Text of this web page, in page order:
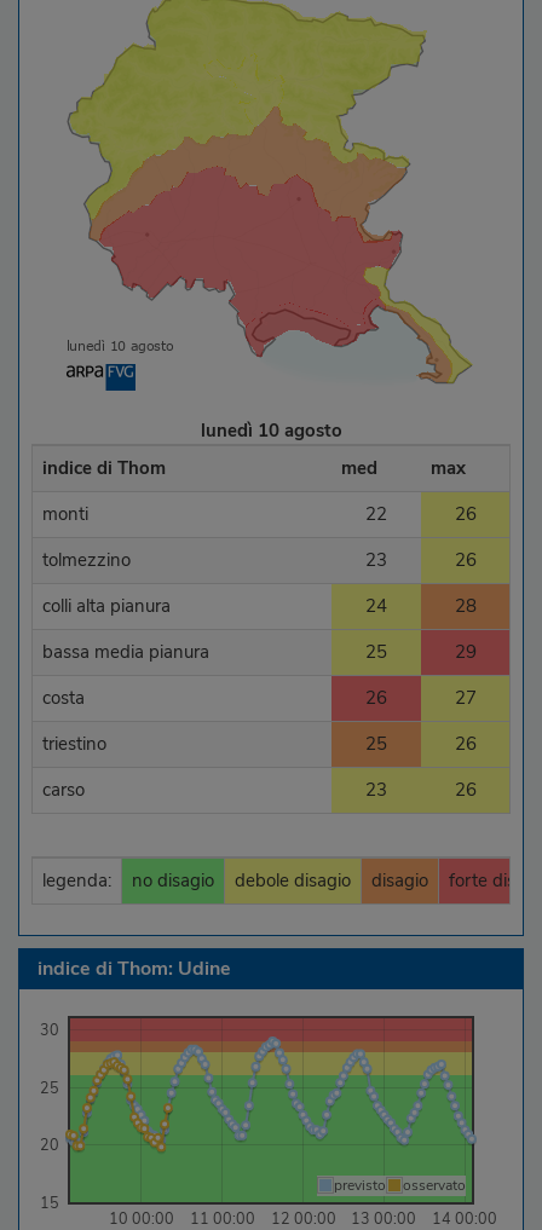
lunedì 10 agosto
indice di Thom
med
max
monti
22
26
tolmezzino
23
26
colli alta pianura
24
28
bassa media pianura
25
29
costa
26
27
triestino
25
26
carso
23 26
legenda: no disagio debole disagio disagio forte
indice di Thom: Udine
10 00:00 11 00:00 12 00:00 13 00:00 14 00:00
15
20
25
30
previsto osservato